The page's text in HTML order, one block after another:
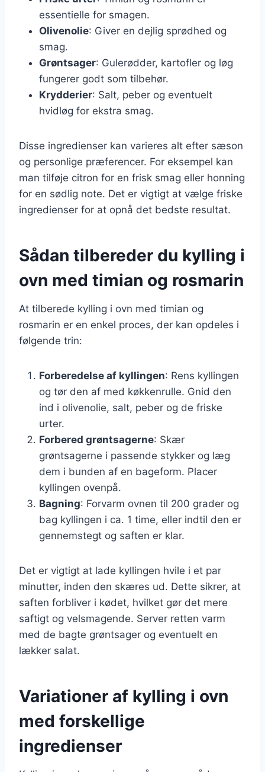
essentielle for smagen.
Olivenolie: Giver en dejlig sprødhed og
smag.
Grøntsager: Gulerødder, kartofler og løg
fungerer godt som tilbehør.
Krydderier: Salt, peber og eventuelt
hvidløg for ekstra smag.
Disse ingredienser kan varieres alt efter sæson
og personlige præferencer. For eksempel kan
man tilføje citron for en frisk smag eller honning
for en sødlig note. Det er vigtigt at vælge friske
ingredienser for at opnå det bedste resultat.
Sådan tilbereder du kylling i
ovn med timian og rosmarin
At tilberede kylling i ovn med timian og
rosmarin er en enkel proces, der kan opdeles i
følgende trin:
Forberedelse af kyllingen: Rens kyllingen
og tør den af med køkkenrulle. Gnid den
ind i olivenolie, salt, peber og de friske
urter.
Forbered grøntsagerne: Skær
grøntsagerne i passende stykker og læg
dem i bunden af en bageform. Placer
kyllingen ovenpå.
Bagning: Forvarm ovnen til 200 grader og
bag kyllingen i ca. 1 time, eller indtil den er
gennemstegt og saften er klar.
Det er vigtigt at lade kyllingen hvile i et par
minutter, inden den skæres ud. Dette sikrer, at
saften forbliver i kødet, hvilket gør det mere
saftigt og velsmagende. Server retten varm
med de bagte grøntsager og eventuelt en
lækker salat.
Variationer af kylling i ovn
med forskellige
ingredienser